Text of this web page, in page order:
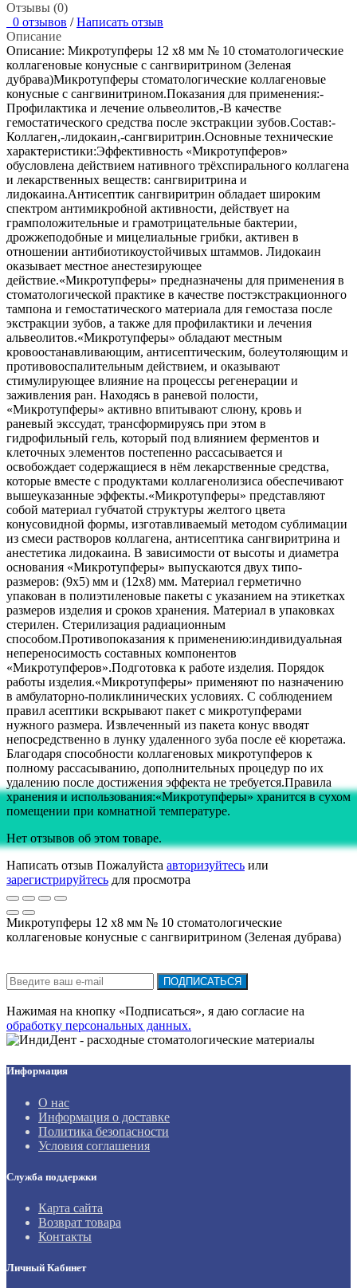
Отзывы (0)
0 отзывов / Написать отзыв
Описание
Описание: Микротупферы 12 х8 мм № 10 стоматологические
коллагеновые конусные с сангвиритрином (Зеленая
дубрава)Микротупферы стоматологические коллагеновые
конусные с сангвинитрином.Показания для применения:-
Профилактика и лечение ольвеолитов,-В качестве
гемостатического средства после экстракции зубов.Состав:-
Коллаген,-лидокаин,-сангвиритрин.Основные технические
характеристики:Эффективность «Микротупферов»
обусловлена действием нативного трёхспирального коллагена
и лекарственных веществ: сангвиритрина и
лидокаина.Антисептик сангвиритрин обладает широким
спектром антимикробной активности, действует на
грамположительные и грамотрицательные бактерии,
дрожжеподобные и мицелиальные грибки, активен в
отношении антибиотикоустойчивых штаммов. Лидокаин
оказывает местное анестезирующее
действие.«Микротупферы» предназначены для применения в
стоматологической практике в качестве постэкстракционного
тампона и гемостатического материала для гемостаза после
экстракции зубов, а также для профилактики и лечения
альвеолитов.«Микротупферы» обладают местным
кровоостанавливающим, антисептическим, болеутоляющим и
противовоспалительным действием, и оказывают
стимулирующее влияние на процессы регенерации и
заживления ран. Находясь в раневой полости,
«Микротупферы» активно впитывают слюну, кровь и
раневый экссудат, трансформируясь при этом в
гидрофильный гель, который под влиянием ферментов и
клеточных элементов постепенно рассасывается и
освобождает содержащиеся в нём лекарственные средства,
которые вместе с продуктами коллагенолизиса обеспечивают
вышеуказанные эффекты.«Микротупферы» представляют
собой материал губчатой структуры желтого цвета
конусовидной формы, изготавливаемый методом сублимации
из смеси растворов коллагена, антисептика сангвиритрина и
анестетика лидокаина. В зависимости от высоты и диаметра
основания «Микротупферы» выпускаются двух типо-
размеров: (9x5) мм и (12x8) мм. Материал герметично
упакован в полиэтиленовые пакеты с указанием на этикетках
размеров изделия и сроков хранения. Материал в упаковках
стерилен. Стерилизация радиационным
способом.Противопоказания к применению:индивидуальная
непереносимость составных компонентов
«Микротупферов».Подготовка к работе изделия. Порядок
работы изделия.«Микротупферы» применяют по назначению
в амбулаторно-поликлинических условиях. С соблюдением
правил асептики вскрывают пакет с микротупферами
нужного размера. Извлеченный из пакета конус вводят
непосредственно в лунку удаленного зуба после её кюретажа.
Благодаря способности коллагеновых микротупферов к
полному рассасыванию, дополнительных процедур по их
удалению после достижения эффекта не требуется.Правила
хранения и использования:«Микротупферы» хранится в сухом
помещении при комнатной температуре.
Нет отзывов об этом товаре.
Написать отзыв Пожалуйста авторизуйтесь или
зарегистрируйтесь для просмотра
Микротупферы 12 х8 мм № 10 стоматологические
коллагеновые конусные с сангвиритрином (Зеленая дубрава)
ПОДПИСАТЬСЯ
Нажимая на кнопку «Подписаться», я даю cогласие на
обработку персональных данных.
Информация
О нас
Информация о доставке
Политика безопасности
Условия соглашения
Служба поддержки
Карта сайта
Возврат товара
Контакты
Личный Кабинет